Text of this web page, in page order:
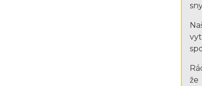
že